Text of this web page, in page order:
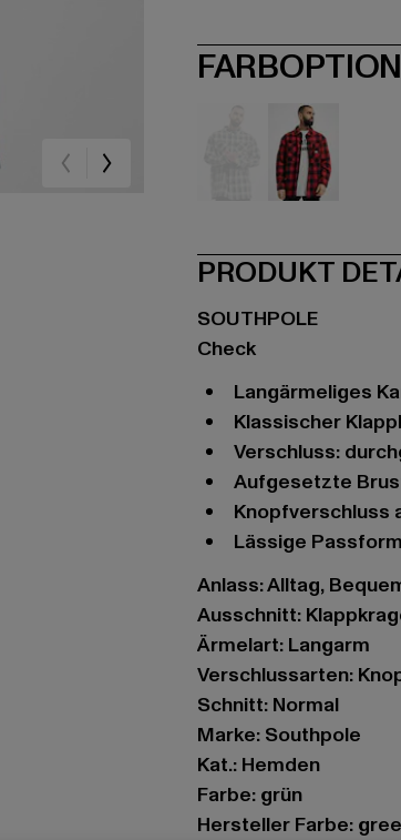
PRODUKT
SOUTHPOLE
Check
langärmeliges
klassischer
Verschluss:
aufgesetzte
lässige Passform
Anlass: Alltag,
Ausschnitt:
Ärmelart: Langarm
Verschlussarten:
Schnitt: Normal
Marke: Southpole
Kat.: Hemden
Farbe: grün
Hersteller Farbe: